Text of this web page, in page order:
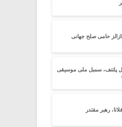
کازالز حامی صلح جهانی
پلتنف، سمبل ملی موسیقی
رهبر مقتدر